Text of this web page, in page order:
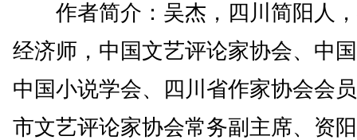
作者简介：吴杰，四川简阳人，
经济师，中国文艺评论家协会、中
中国小说学会、四川省作家协会会
市文艺评论家协会常务副主席、资